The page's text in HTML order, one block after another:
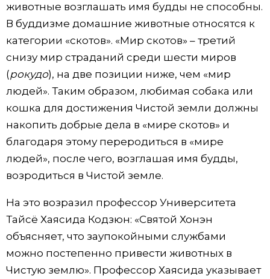
животные возглашать имя будды не способны.
В буддизме домашние животные относятся к
категории «скотов». «Мир скотов» – третий
снизу мир страданий среди шести миров
(рокудо), на две позиции ниже, чем «мир
людей». Таким образом, любимая собака или
кошка для достижения Чистой земли должны
накопить добрые дела в «мире скотов» и
благодаря этому переродиться в «мире
людей», после чего, возглашая имя будды,
возродиться в Чистой земле.
На это возразил профессор Университета
Тайсё Хаясида Кодзюн: «Святой Хонэн
объясняет, что заупокойными службами
можно постепенно привести животных в
Чистую землю». Профессор Хаясида указывает